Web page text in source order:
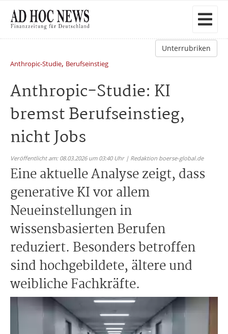
Unterrubriken
Anthropic-Studie, Berufseinstieg
Anthropic-Studie: KI
bremst Berufseinstieg,
nicht Jobs
Veröffentlicht am: 08.03.2026 um 03:40 Uhr | Redaktion boerse-global.de
Eine aktuelle Analyse zeigt, dass
generative KI vor allem
Neueinstellungen in
wissensbasierten Berufen
reduziert. Besonders betroffen
sind hochgebildete, ältere und
weibliche Fachkräfte.